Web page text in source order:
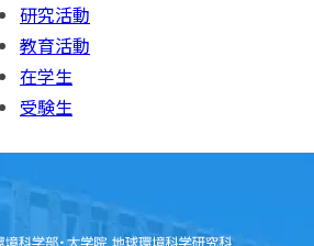
研究活動
教育活動
在学生
受験生